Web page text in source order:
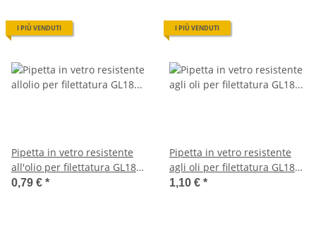
I PIÙ VENDUTI
Pipetta in vetro resistente
all'olio per filettatura GL18
(per 100ml)
0,79 € *
I PIÙ VENDUTI
Pipetta in vetro resistente
agli oli per filettatura GL18
(per 10ml + 15ml)
1,10 € *